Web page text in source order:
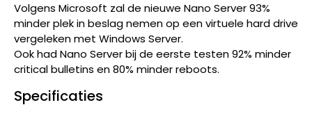
Volgens Microsoft zal de nieuwe Nano Server 93%
minder plek in beslag nemen op een virtuele hard drive
vergeleken met Windows Server.
Ook had Nano Server bij de eerste testen 92% minder
critical bulletins en 80% minder reboots.
Specificaties